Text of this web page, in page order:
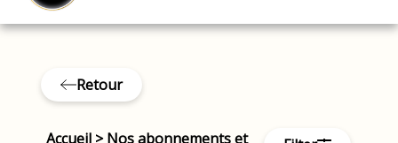
Retour
Accueil >Nos abonnements et